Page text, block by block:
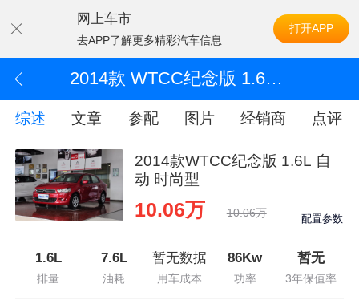
网上车市
去APP了解更多精彩汽车信息
打开APP
2014款 WTCC纪念版 1.6L 自动 时尚型
综述 文章 参配 图片 经销商 点评
2014款WTCC纪念版 1.6L 自
动 时尚型
10.06万 10.06万 配置参数
1.6L
排量
7.6L
油耗
暂无数据
用车成本
86Kw
功率
暂无
3年保值率